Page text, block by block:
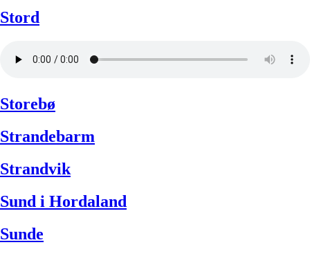
Stord
Storebø
Strandebarm
Strandvik
Sund i Hordaland
Sunde